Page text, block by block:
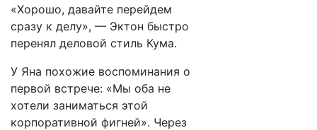
«Хорошо, давайте перейдем
сразу к делу», — Эктон быстро
перенял деловой стиль Кума.
У Яна похожие воспоминания о
первой встрече: «Мы оба не
хотели заниматься этой
корпоративной фигней». Через